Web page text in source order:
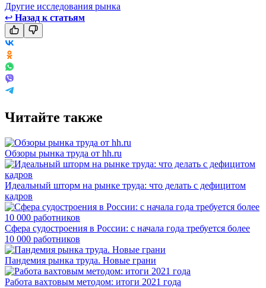
Другие исследования рынка
↩ Назад к статьям
Читайте также
Обзоры рынка труда от hh.ru
Идеальный шторм на рынке труда: что делать с дефицитом
кадров
Сфера судостроения в России: с начала года требуется более
10 000 работников
Пандемия рынка труда. Новые грани
Работа вахтовым методом: итоги 2021 года